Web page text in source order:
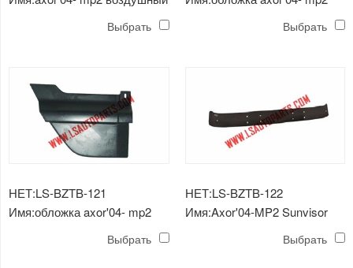
Выбрать Выбрать
НЕТ:LS-BZTB-121
Имя:обложка axor'04- mp2
Выбрать
НЕТ:LS-BZTB-122
Имя:Axor'04-MP2 Sunvisor
Выбрать